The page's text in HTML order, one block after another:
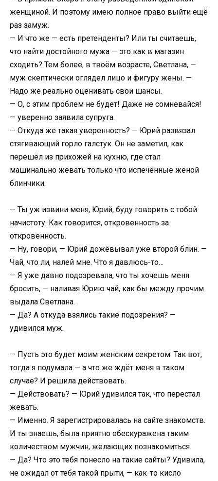
женщиной. И поэтому имею полное право выйти ещё
раз замуж.
— И что же — есть претенденты? Или ты считаешь,
что найти достойного мужа — это как в магазин
сходить? Тем более, в твоём возрасте, Светлана, —
муж скептически оглядел лицо и фигуру жены. —
Надо же реально оценивать свои шансы.
— О, с этим проблем не будет! Даже не сомневайся!
— уверенно заявила супруга.
— Откуда же такая уверенность? — Юрий развязал
стягивающий горло галстук. Он не заметил, как
перешёл из прихожей на кухню, где стал
машинально жевать только что испечённые женой
блинчики.
— Ты уж извини меня, Юрий, буду говорить с тобой
начистоту. Как говорится, откровенность за
откровенность.
— Ну, говори, — Юрий дожёвывал уже второй блин. —
Чай, что ли, налей мне. Что я давлюсь-то…
— Я уже давно подозревала, что ты хочешь меня
бросить, — наливая Юрию чай, как бы между прочим
выдала Светлана.
— Да? А откуда взялись такие подозрения? —
удивился муж.
— Пусть это будет моим женским секретом. Так вот,
тогда я подумала — а что же ждёт меня в таком
случае? И решила действовать.
— Действовать? — Юрий удивился так, что перестал
жевать.
— Именно. Я зарегистрировалась на сайте знакомств.
И ты знаешь, была приятно обескуражена таким
количеством мужчин, желающих познакомиться.
— Да? Что это тебя понесло на такие сайты? Удивила,
не ожидал от тебя такой прыти, — как-то кисло